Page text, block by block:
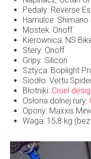
Pedały: Reverse
Hamulce: Shimano
Mostek: Onoff
Kierownica: NS
Stery: Onoff
Gripy: Silicon
Sztyca: Boplight
Siodło: Vertu
Błotniki: Cruel
Osłona dolnej rury:
Opony: Maxxis
Waga: 15,8 kg